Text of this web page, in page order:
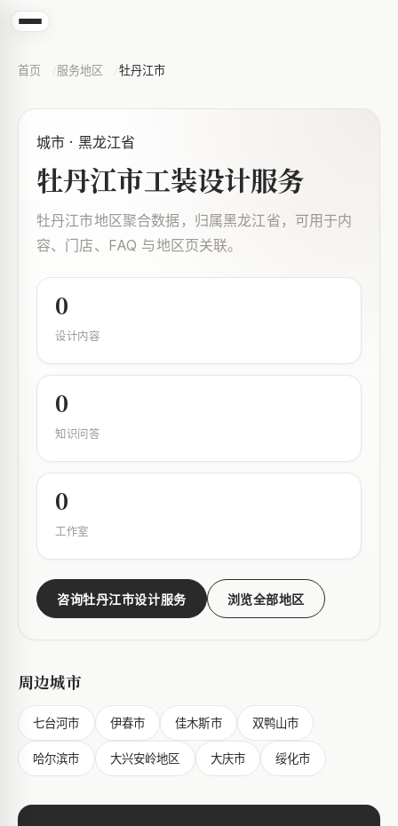
首页 服务地区 牡丹江市
城市 · 黑龙江省
牡丹江市工装设计服务
牡丹江市地区聚合数据，归属黑龙江省，可用于内
容、门店、FAQ 与地区页关联。
0
设计内容
0
知识问答
0
工作室
咨询牡丹江市设计服务 浏览全部地区
周边城市
七台河市 伊春市 佳木斯市 双鸭山市
哈尔滨市 大兴安岭地区 大庆市 绥化市